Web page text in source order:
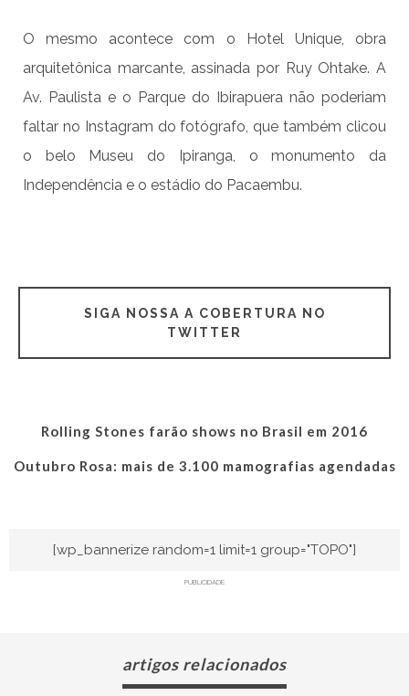
O mesmo acontece com o Hotel Unique, obra
arquitetônica marcante, assinada por Ruy Ohtake. A
Av. Paulista e o Parque do Ibirapuera não poderiam
faltar no Instagram do fotógrafo, que também clicou
o belo Museu do Ipiranga, o monumento da
Independência e o estádio do Pacaembu.
SIGA NOSSA A COBERTURA NO
TWITTER
Rolling Stones farão shows no Brasil em 2016
Outubro Rosa: mais de 3.100 mamografias agendadas
[wp_bannerize random=1 limit=1 group="TOPO"]
PUBLICIDADE
artigos relacionados